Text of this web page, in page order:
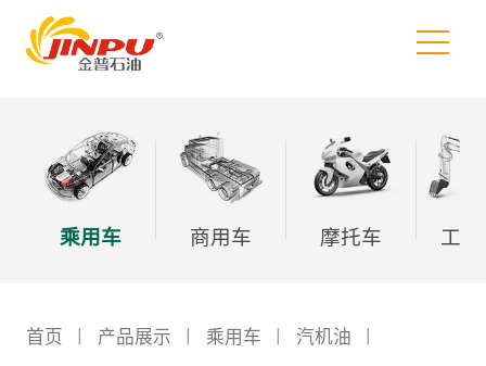
乘用车 商用车 摩托车 工
首页 产品展示 乘用车 汽机油